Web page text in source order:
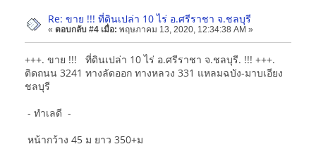
Re: ขาย !!! ที่ดินเปล่า 10 ไร่ อ.ศรีราชา จ.ชลบุรี
« ตอบกลับ #4 เมื่อ: พฤษภาคม 13, 2020, 12:34:38 AM »
+++. ขาย !!! ที่ดินเปล่า 10 ไร่ อ.ศรีราชา จ.ชลบุรี. !!! +++.
ติดถนน 3241 ทางลัดออก ทางหลวง 331 แหลมฉบัง-มาบเอียง
ชลบุรี
- ทำเลดี -
หน้ากว้าง 45 ม ยาว 350+ม